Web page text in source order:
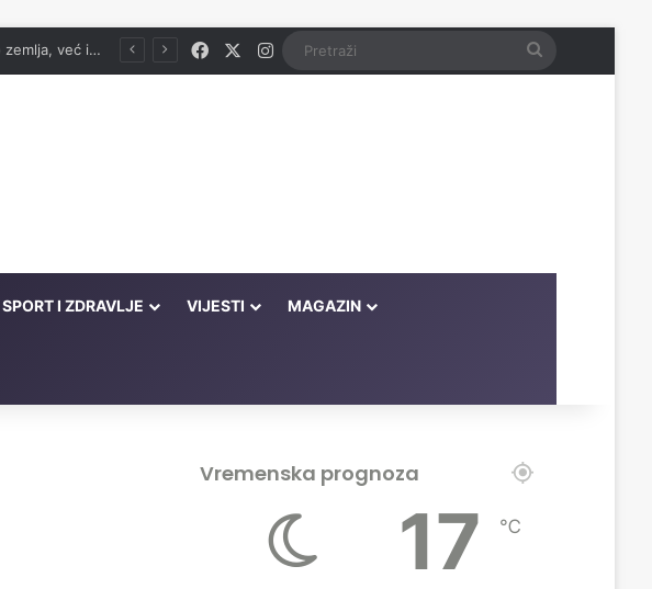
milosti FacebookInstagram Pretraži
SPORT I ZDRAVLJE VIJESTI MAGAZIN
Vremenska prognoza
17 ℃